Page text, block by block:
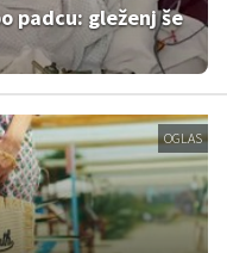
padcu: gleženj še
OGLAS